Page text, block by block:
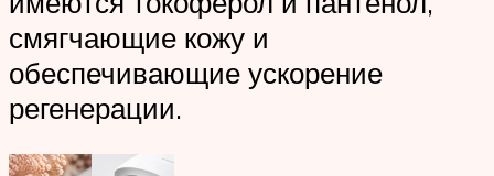
смягчающие кожу и
обеспечивающие ускорение
регенерации.